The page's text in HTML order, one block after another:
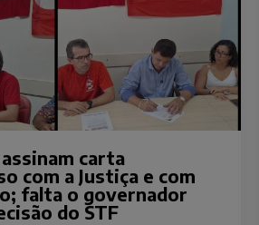
carta
com a Justiça e com
falta o governador
do STF